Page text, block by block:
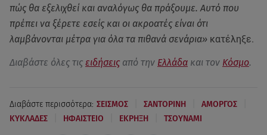
πώς θα εξελιχθεί και αναλόγως θα πράξουμε. Αυτό που
πρέπει να ξέρετε εσείς και οι ακροατές είναι ότι
λαμβάνονται μέτρα για όλα τα πιθανά σενάρια» κατέληξε.
Διαβάστε όλες τις ειδήσεις από την Ελλάδα και τον Κόσμο.
Διαβάστε περισσότερα: ΣΕΙΣΜΟΣ ΣΑΝΤΟΡΙΝΗ ΑΜΟΡΓΟΣ
ΚΥΚΛΑΔΕΣ ΗΦΑΙΣΤΕΙΟ ΕΚΡΗΞΗ ΤΣΟΥΝΑΜΙ